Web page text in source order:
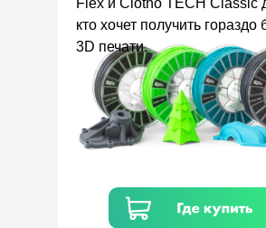
Flex и Clotho TECH Classic
кто хочет получить
3D печати.